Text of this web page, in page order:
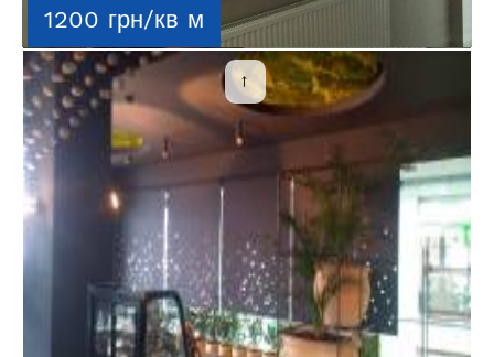
1200 грн/кв м